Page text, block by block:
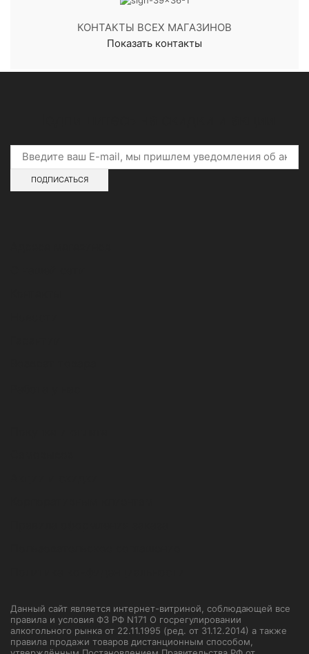
КОНТАКТЫ ВСЕХ МАГАЗИНОВ
Показать контакты
Данный сайт является интернет-витриной, соблюдающей все
правила и условия ФЗ РФ N171 О госрегулировании
алкогольного рынка от 22.11.1995 (ред. от 31.12.2014) а также
правила продажи товаров дистанционным способом,